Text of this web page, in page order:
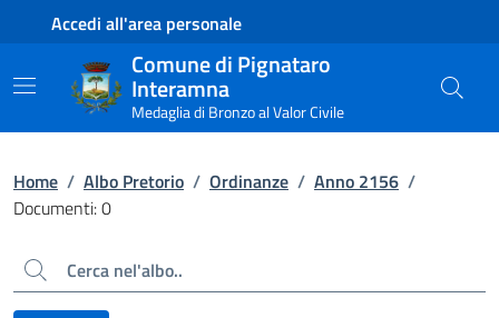
Contenuto principale
Piede di paginaAccedi all'area personale
Comune di Pignataro
Interamna
Medaglia di Bronzo al Valor Civile
Home / Albo Pretorio / Ordinanze / Anno 2156 /
Documenti: 0
Cerca